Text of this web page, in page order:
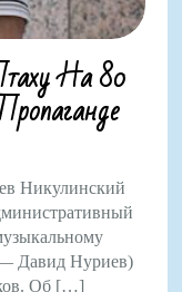
На 80
Никулинский
Давид Нуриев)
Об […]